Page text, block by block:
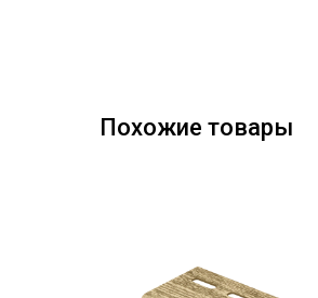
Похожие товары